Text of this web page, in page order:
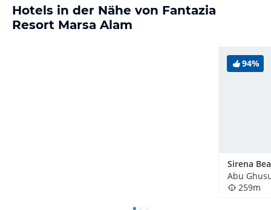
Hotels in der Nähe von Fantazia
Resort Marsa Alam
94%
Abu
259m